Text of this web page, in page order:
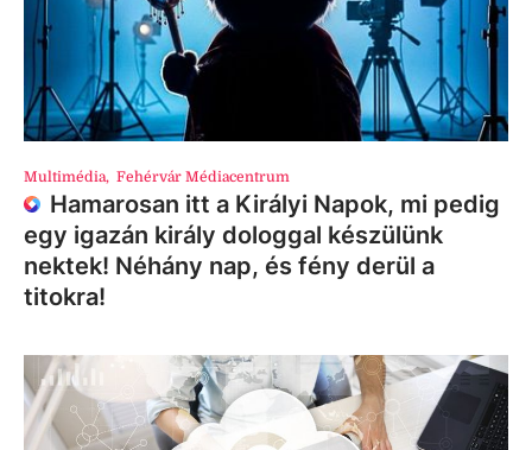
Multimédia, Fehérvár Médiacentrum
Hamarosan itt a Királyi Napok, mi pedig
egy igazán király dologgal készülünk
nektek! Néhány nap, és fény derül a
titokra!